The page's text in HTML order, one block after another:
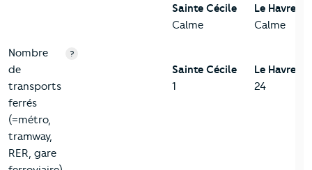
Sainte Cécile
Calme
Le Havre
Calme
Nombre
de
transports
ferrés
(=métro,
tramway,
RER, gare
?
Sainte Cécile
1
Le Havre
24